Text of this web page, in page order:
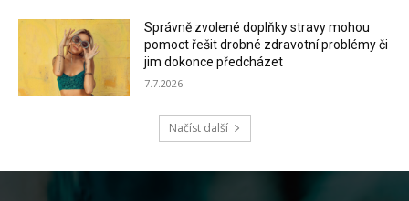
Správně zvolené doplňky stravy mohou
pomoct řešit drobné zdravotní problémy či
jim dokonce předcházet
7.7.2026
Načíst další